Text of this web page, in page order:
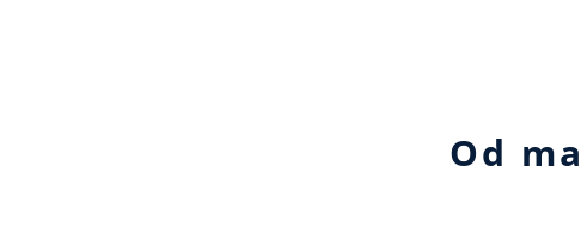
Od